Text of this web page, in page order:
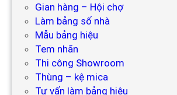
Gian hàng – Hội chợ
Làm bảng số nhà
Mẫu bảng hiệu
Tem nhãn
Thi công Showroom
Thùng – kệ mica
Tư vấn làm bảng hiệu